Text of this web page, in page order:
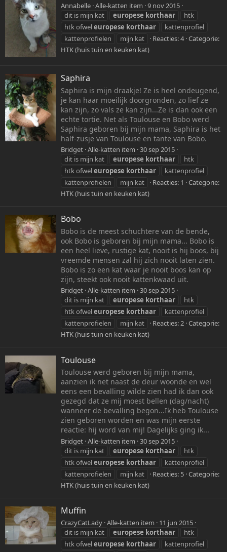
Annabelle Alle-katten item 9 nov 2015
dit is mijn kat
europese korthaar
htk
htk ofweleuropese korthaar
kattenprofiel
kattenprofielen
mijn kat Reacties: 4 Categorie:
HTK (huis tuin en keuken kat)
Saphira
Saphira is mijn draakje! Ze is heel ondeugend,
je kan haar moeilijk doorgronden, zo lief ze
kan zijn, zo vals ze kan zijn...Ze is dan ook een
echte tortie. Net als Toulouse en Bobo werd
Saphira geboren bij mijn mama, Saphira is het
half-zusje van Toulouse en tante van Bobo.
Bridget Alle-katten item 30 sep 2015
dit is mijn kat
europese korthaar
htk
htk ofweleuropese korthaar
kattenprofiel
kattenprofielen
mijn kat Reacties: 1
Categorie:
HTK (huis tuin en keuken kat)
Bobo
Bobo is de meest schuchtere van de bende,
ook Bobo is geboren bij mijn mama... Bobo is
een heel lieve, rustige kat, nooit is hij boos, bij
vreemde mensen zal hij zich nooit laten zien.
Bobo is zo een kat waar je nooit boos kan op
zijn, steekt ook nooit kattenkwaad uit.
Bridget Alle-katten item 30 sep 2015
dit is mijn kat
europese korthaar
htk
htk ofweleuropese korthaar
kattenprofiel
kattenprofielen
mijn kat Reacties: 2 Categorie:
HTK (huis tuin en keuken kat)
Toulouse
Toulouse werd geboren bij mijn mama,
aanzien ik net naast de deur woonde en wel
eens een bevalling wilde zien had ik dan ook
gezegd dat ze mij moest bellen (dag/nacht)
wanneer de bevalling begon...Ik heb Toulouse
zien geboren worden en was mijn eerste
reactie: hij word van mij! Dagelijks ging ik...
Bridget Alle-katten item 30 sep 2015
dit is mijn kat
europese korthaar
htk
htk ofweleuropese korthaar
kattenprofiel
kattenprofielen
mijn kat Reacties: 5 Categorie:
HTK (huis tuin en keuken kat)
Muffin
CrazyCatLady Alle-katten item
11 jun 2015
dit is mijn kat
europese korthaar
htk
htk ofweleuropese korthaar
kattenprofiel